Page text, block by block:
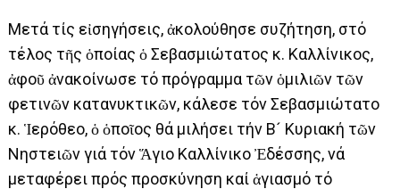
Μετά τίς εἰσηγήσεις, ἀκολούθησε συζήτηση, στό
τέλος τῆς ὁποίας ὁ Σεβασμιώτατος κ. Καλλίνικος,
ἀφοῦ ἀνακοίνωσε τό πρόγραμμα τῶν ὁμιλιῶν τῶν
φετινῶν κατανυκτικῶν, κάλεσε τόν Σεβασμιώτατο
κ. Ἱερόθεο, ὁ ὁποῖος θά μιλήσει τήν Β´ Κυριακή τῶν
Νηστειῶν γιά τόν Ἅγιο Καλλίνικο Ἐδέσσης, νά
μεταφέρει πρός προσκύνηση καί ἁγιασμό τό